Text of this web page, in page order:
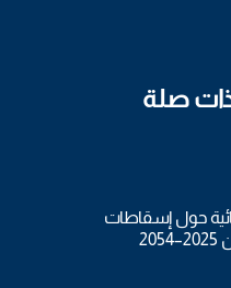
صلة
حول إسقاطات